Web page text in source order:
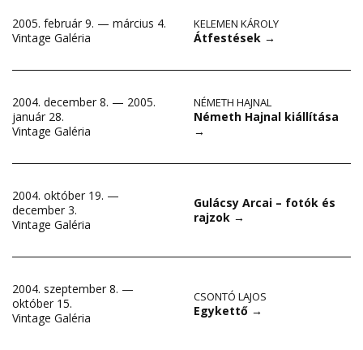
2005. február 9. — március 4.
Vintage Galéria
KELEMEN KÁROLY
Átfestések →
2004. december 8. — 2005.
január 28.
Vintage Galéria
NÉMETH HAJNAL
Németh Hajnal kiállítása
→
2004. október 19. —
december 3.
Vintage Galéria
Gulácsy Arcai – fotók és
rajzok →
2004. szeptember 8. —
október 15.
Vintage Galéria
CSONTÓ LAJOS
Egykettő →